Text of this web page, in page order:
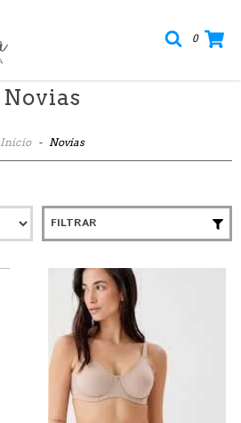
0
Novias
Inicio - Novias
FILTRAR